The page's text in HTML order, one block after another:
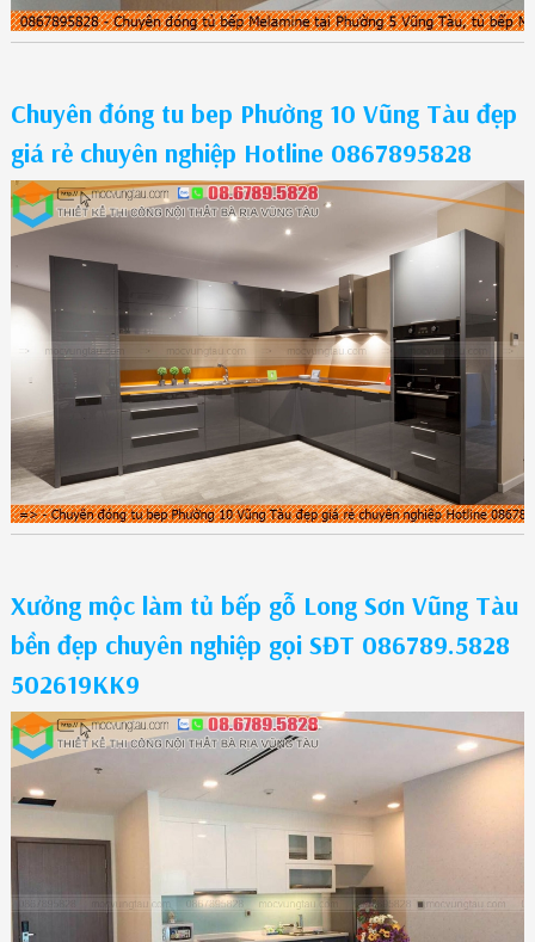
Chuyên đóng tu bep Phường 10 Vũng Tàu đẹp
giá rẻ chuyên nghiệp Hotline 0867895828
Xưởng mộc làm tủ bếp gỗ Long Sơn Vũng Tàu
bền đẹp chuyên nghiệp gọi SĐT 086789.5828
502619KK9